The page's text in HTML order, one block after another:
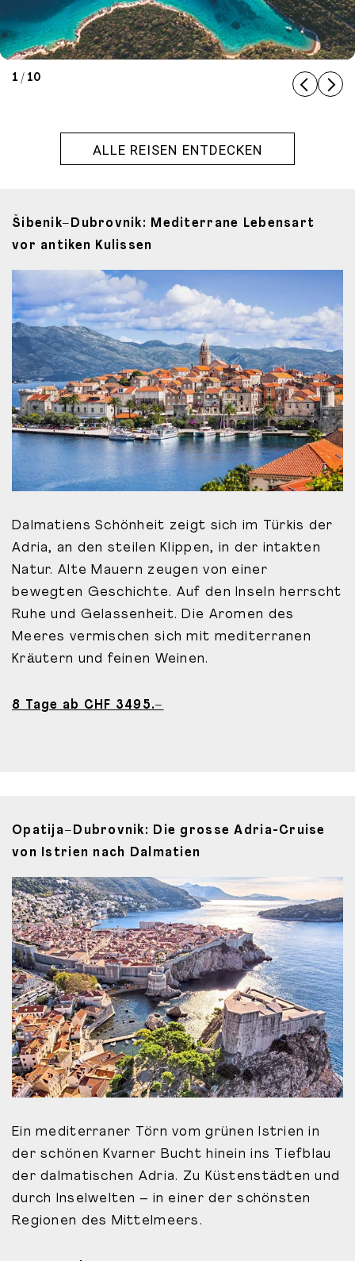
1 / 10
ALLE REISEN ENTDECKEN
Šibenik–Dubrovnik: Mediterrane Lebensart
vor antiken Kulissen
Dalmatiens Schönheit zeigt sich im Türkis der
Adria, an den steilen Klippen, in der intakten
Natur. Alte Mauern zeugen von einer
bewegten Geschichte. Auf den Inseln herrscht
Ruhe und Gelassenheit. Die Aromen des
Meeres vermischen sich mit mediterranen
Kräutern und feinen Weinen.
8 Tage ab CHF 3495.–
Opatija–Dubrovnik: Die grosse Adria-Cruise
von Istrien nach Dalmatien
Ein mediterraner Törn vom grünen Istrien in
der schönen Kvarner Bucht hinein ins Tiefblau
der dalmatischen Adria. Zu Küstenstädten und
durch Inselwelten – in einer der schönsten
Regionen des Mittelmeers.